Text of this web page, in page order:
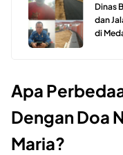
Dinas
dan
di
Apa
Dengan Doa
Maria?